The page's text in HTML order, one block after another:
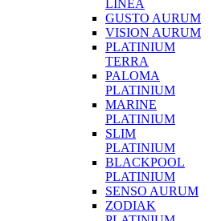
LINEA
GUSTO AURUM
VISION AURUM
PLATINIUM
TERRA
PALOMA
PLATINIUM
MARINE
PLATINIUM
SLIM
PLATINIUM
BLACKPOOL
PLATINIUM
SENSO AURUM
ZODIAK